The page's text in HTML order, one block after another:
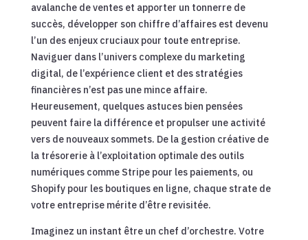
avalanche de ventes et apporter un tonnerre de
succès, développer son chiffre d’affaires est devenu
l’un des enjeux cruciaux pour toute entreprise.
Naviguer dans l’univers complexe du marketing
digital, de l’expérience client et des stratégies
financières n’est pas une mince affaire.
Heureusement, quelques astuces bien pensées
peuvent faire la différence et propulser une activité
vers de nouveaux sommets. De la gestion créative de
la trésorerie à l’exploitation optimale des outils
numériques comme Stripe pour les paiements, ou
Shopify pour les boutiques en ligne, chaque strate de
votre entreprise mérite d’être revisitée.
Imaginez un instant être un chef d’orchestre. Votre